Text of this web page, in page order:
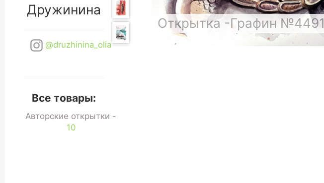
Дружинина
@druzhinina_olia
Все товары:
Авторские открытки -
10
Открытка -Графин №4491